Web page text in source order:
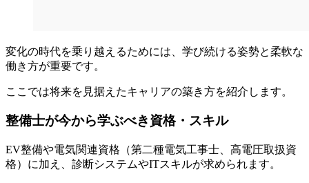
変化の時代を乗り越えるためには、学び続ける姿勢と柔軟な
働き方が重要です。
ここでは将来を見据えたキャリアの築き方を紹介します。
整備士が今から学ぶべき資格・スキル
EV整備や電気関連資格（第二種電気工事士、高電圧取扱資
格）に加え、診断システムやITスキルが求められます。